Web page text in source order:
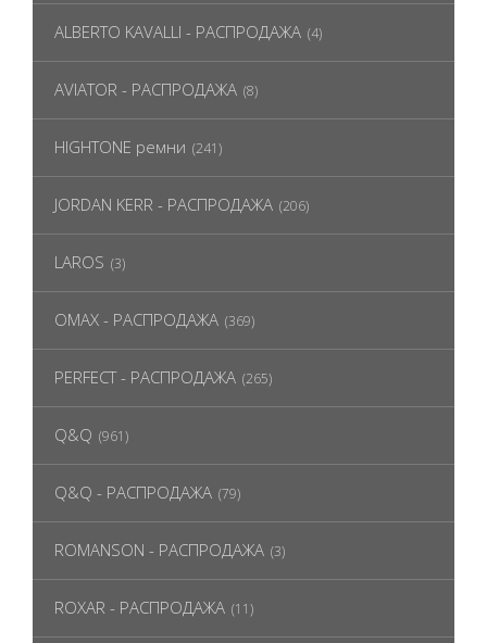
ALBERTO KAVALLI - РАСПРОДАЖА (4)
AVIATOR - РАСПРОДАЖА (8)
HIGHTONE ремни (241)
JORDAN KERR - РАСПРОДАЖА (206)
LAROS (3)
OMAX - РАСПРОДАЖА (369)
PERFECT - РАСПРОДАЖА (265)
Q&Q (961)
Q&Q - РАСПРОДАЖА (79)
ROMANSON - РАСПРОДАЖА (3)
ROXAR - РАСПРОДАЖА (11)